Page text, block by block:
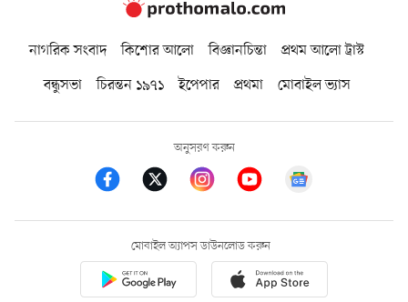
নাগরিক সংবাদ কিশোর আলো বিজ্ঞানচিন্তা
প্রথম আলো ট্রাস্ট
বন্ধুসভা
চিরন্তন ১৯৭১ ইপেপার প্রথমা মোবাইল ভ্যাস
অনুসরণ করুন
মোবাইল অ্যাপস ডাউনলোড করুন